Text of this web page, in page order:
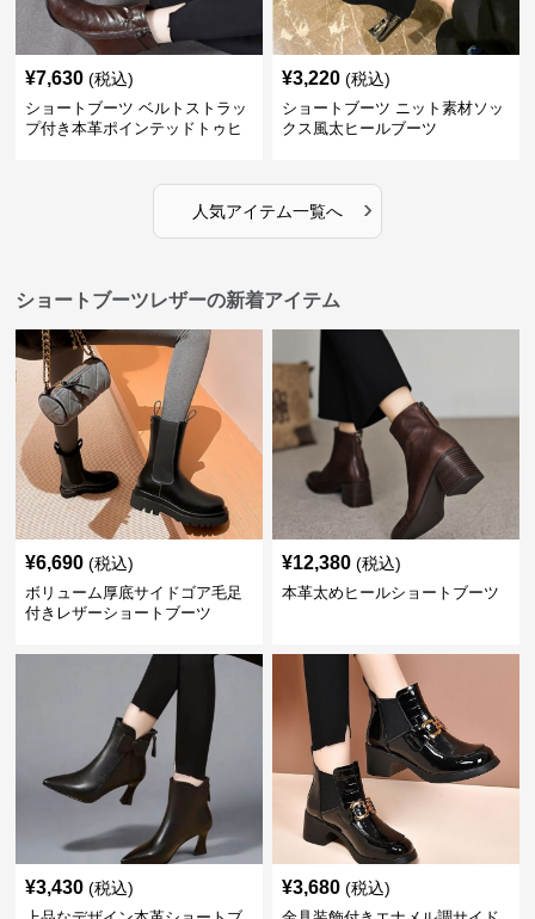
¥7,630 (税込)
ショートブーツ ベルトストラッ
プ付き本革ポインテッドトゥヒ
¥3,220 (税込)
ショートブーツ ニット素材ソッ
クス風太ヒールブーツ
人気アイテム一覧へ ›
ショートブーツレザーの新着アイテム
¥6,690 (税込)
ボリューム厚底サイドゴア毛足
付きレザーショートブーツ
¥12,380 (税込)
本革太めヒールショートブーツ
¥3,430 (税込) ¥3,680 (税込)